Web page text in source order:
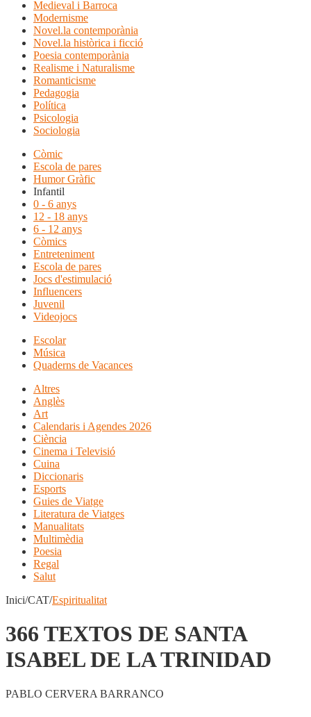
Medieval i Barroca
Modernisme
Novel.la contemporània
Novel.la històrica i ficció
Poesia contemporània
Realisme i Naturalisme
Romanticisme
Pedagogia
Política
Psicologia
Sociologia
Còmic
Escola de pares
Humor Gràfic
Infantil
0 - 6 anys
12 - 18 anys
6 - 12 anys
Còmics
Entreteniment
Escola de pares
Jocs d'estimulació
Influencers
Juvenil
Videojocs
Escolar
Música
Quaderns de Vacances
Altres
Anglès
Art
Calendaris i Agendes 2026
Ciència
Cinema i Televisió
Cuina
Diccionaris
Esports
Guies de Viatge
Literatura de Viatges
Manualitats
Multimèdia
Poesia
Regal
Salut
Inici/CAT/Espiritualitat
366 TEXTOS DE SANTA
ISABEL DE LA TRINIDAD
PABLO CERVERA BARRANCO